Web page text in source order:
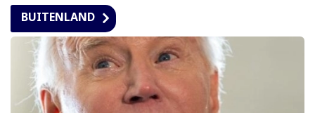
BUITENLAND